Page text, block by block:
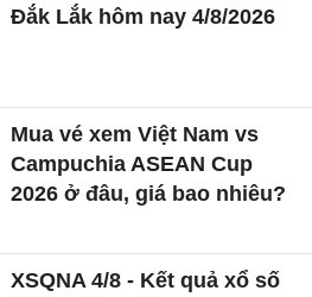
Đắk Lắk hôm nay 4/8/2026
Mua vé xem Việt Nam vs
Campuchia ASEAN Cup
2026 ở đâu, giá bao nhiêu?
XSQNA 4/8 - Kết quả xổ số